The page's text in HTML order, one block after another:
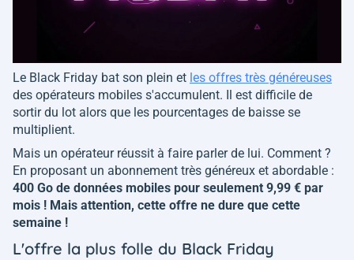
Le Black Friday bat son plein et les offres très généreuses
des opérateurs mobiles s'accumulent. Il est difficile de
sortir du lot alors que les pourcentages de baisse se
multiplient.
Mais un opérateur réussit à faire parler de lui. Comment ?
En proposant un abonnement très généreux et abordable :
400 Go de données mobiles pour seulement 9,99 € par
mois ! Mais attention, cette offre ne dure que cette
semaine !
L'offre la plus folle du Black Friday